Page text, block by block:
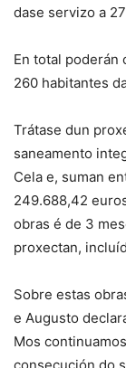
dase servizo a
En total poderán
260 habitantes
Trátase dun
saneamento
Cela e, suman
249.688,42
obras é de 3
proxectan,
Sobre estas
e Augusto
Mos
consecución do